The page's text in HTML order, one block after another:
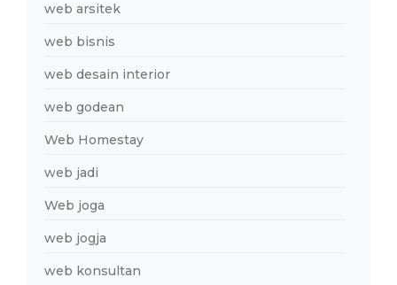
web arsitek
web bisnis
web desain interior
web godean
Web Homestay
web jadi
Web joga
web jogja
web konsultan